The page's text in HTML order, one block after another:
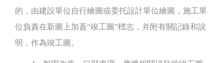
的，由建設單位自行繪圖或委托設計單位繪圖，施工單
位負責在新圖上加蓋“竣工圖”標志，并附有關記錄和說
明，作為竣工圖。